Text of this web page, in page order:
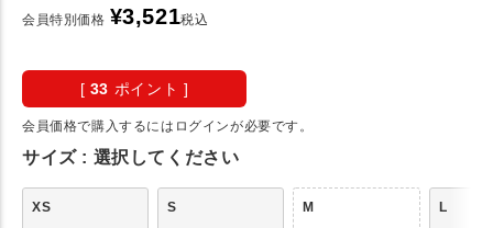
会員特別価格 ¥3,521税込
[ 33 ポイント ]
会員価格で購入するにはログインが必要です。
サイズ 選択してください
XS S M L